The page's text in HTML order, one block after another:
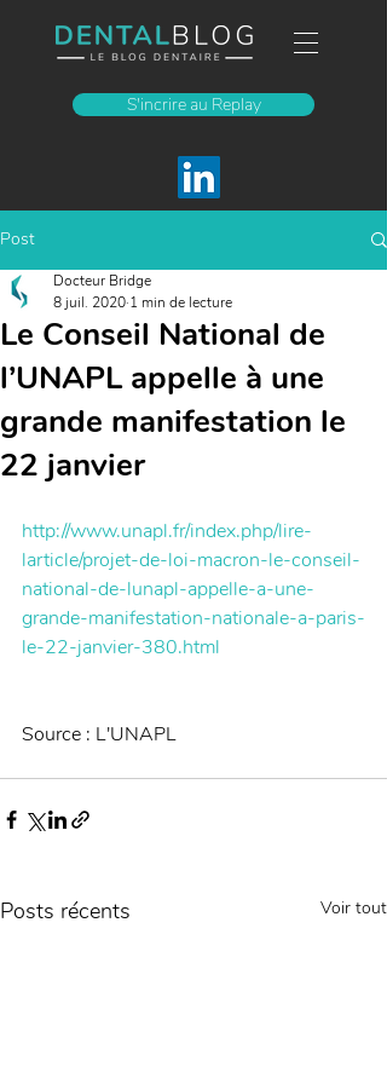
S'incrire au Replay
Post
Le Conseil National de
l’UNAPL appelle à une
grande manifestation le
22 janvier
Docteur Bridge
8 juil. 2020 1 min de lecture
http://www.unapl.fr/index.php/lire-
larticle/projet-de-loi-macron-le-conseil-
national-de-lunapl-appelle-a-une-
grande-manifestation-nationale-a-paris-
le-22-janvier-380.html
Source : L'UNAPL
Posts récents Voir tout